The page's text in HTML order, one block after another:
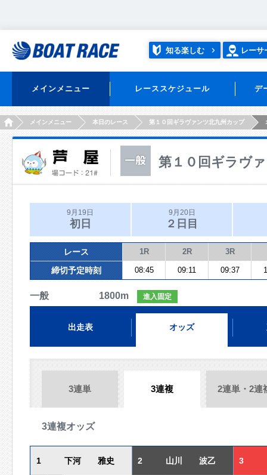
知る楽しむ レーサ
メインメニュー レーススケジュール デ
HOMEメインメニュー 本日のレース 第１０回ギラヴァンツ北九州カップ
第１０回ギラヴ
9月19日
初日
9月20日
２日目
レース 1R 2R 3R
締切予定時刻 08:45 09:11 09:37
一般 1800m 進入固定
出走表 オッズ
3連単 3連複 2連単・2連
3連複オッズ
1 下河 雅史 2 山川 波乙 3